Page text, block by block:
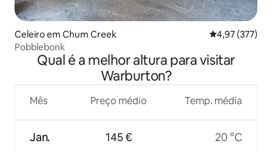
Celeiro em Chum Creek Classificação
4,97 (377)
Pobblebonk
Qual é a melhor altura para visitar
Warburton?
Mês
Jan.
Preço médio
145 €
Temp. média
20 °C